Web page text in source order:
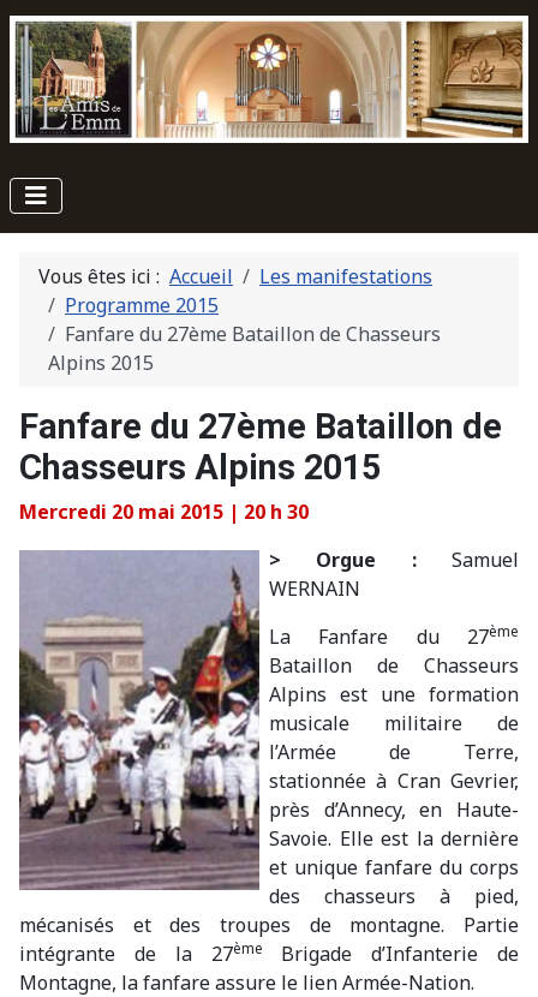
Vous êtes ici : Accueil
Les manifestations
Programme 2015
Fanfare du 27ème Bataillon de Chasseurs
Alpins 2015
Fanfare du 27ème Bataillon de
Chasseurs Alpins 2015
Mercredi 20 mai 2015 | 20 h 30
> Orgue :Samuel
WERNAIN
La Fanfare du 27ème
Bataillon de Chasseurs
Alpins est une formation
musicale militaire de
l’Armée de Terre,
stationnée à Cran Gevrier,
près d’Annecy, en Haute-
Savoie. Elle est la dernière
et unique fanfare du corps
des chasseurs à pied,
mécanisés et des troupes de montagne. Partie
intégrante de la 27ème
Brigade d’Infanterie de
Montagne, la fanfare assure le lien Armée-Nation.